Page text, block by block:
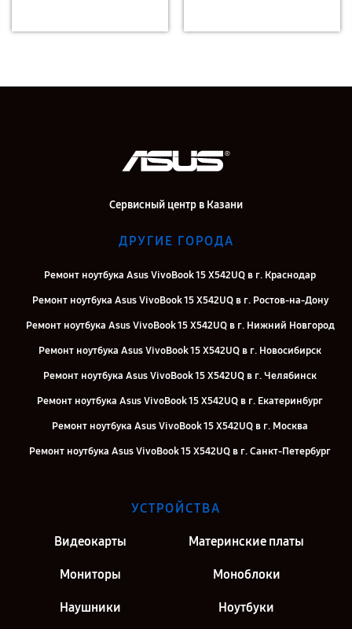
Сервисный центр в Казани
ДРУГИЕ ГОРОДА
Ремонт ноутбука Asus VivoBook 15 X542UQ в г. Краснодар
Ремонт ноутбука Asus VivoBook 15 X542UQ в г. Ростов-на-Дону
Ремонт ноутбука Asus VivoBook 15 X542UQ в г. Нижний Новгород
Ремонт ноутбука Asus VivoBook 15 X542UQ в г. Новосибирск
Ремонт ноутбука Asus VivoBook 15 X542UQ в г. Челябинск
Ремонт ноутбука Asus VivoBook 15 X542UQ в г. Екатеринбург
Ремонт ноутбука Asus VivoBook 15 X542UQ в г. Москва
Ремонт ноутбука Asus VivoBook 15 X542UQ в г. Санкт-Петербург
УСТРОЙСТВА
Видеокарты Материнские платы
Мониторы Моноблоки
Наушники Ноутбуки